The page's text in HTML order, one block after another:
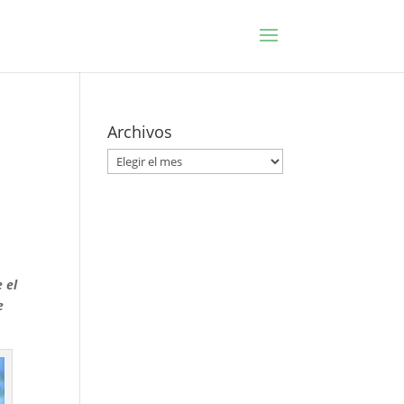
el
Archivos
Archivos